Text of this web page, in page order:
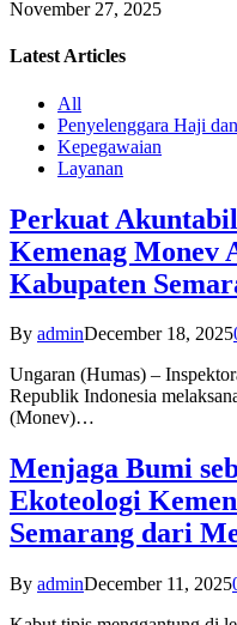
November 27, 2025
Latest Articles
All
Penyelenggara Haji
Kepegawaian
Layanan
Perkuat
Kemenag Monev
Kabupaten
By adminDecember 18, 2025
Ungaran (Humas) –
Republik Indonesia
(Monev)…
Menjaga Bumi
Ekoteologi
Semarang dari
By adminDecember 11, 2025